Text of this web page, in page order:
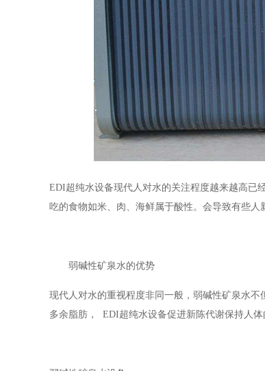
EDI超纯水设备现代人对水的关注程度越来越高已
吃的食物如米、肉、海鲜属于酸性。会导致有些人
弱碱性矿泉水的优势
现代人对水的重视程度非同一般，弱碱性矿泉水
多余脂肪， EDI超纯水设备促进新陈代谢保持人